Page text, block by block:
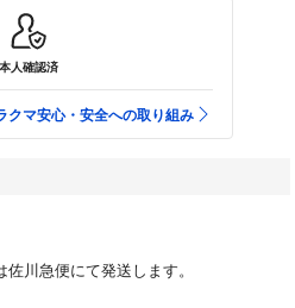
本人確認済
クマ安心・安全への取り組み
川急便にて発送します。